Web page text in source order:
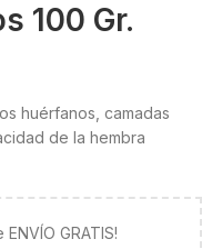
100 Gr.
huérfanos, camadas
de la hembra
GRATIS!